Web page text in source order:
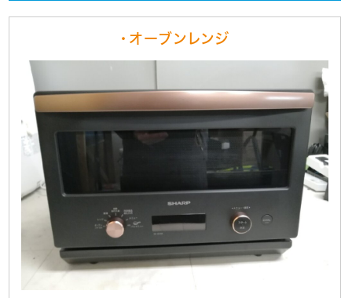
・オーブンレンジ